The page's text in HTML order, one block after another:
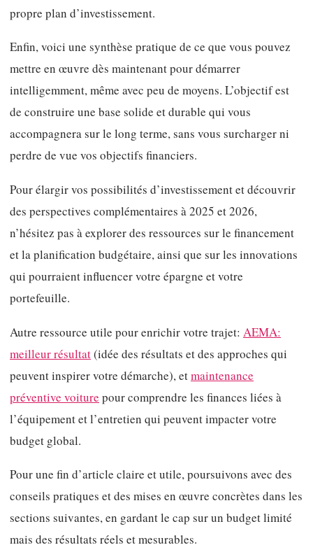
propre plan d’investissement.
Enfin, voici une synthèse pratique de ce que vous pouvez
mettre en œuvre dès maintenant pour démarrer
intelligemment, même avec peu de moyens. L’objectif est
de construire une base solide et durable qui vous
accompagnera sur le long terme, sans vous surcharger ni
perdre de vue vos objectifs financiers.
Pour élargir vos possibilités d’investissement et découvrir
des perspectives complémentaires à 2025 et 2026,
n’hésitez pas à explorer des ressources sur le financement
et la planification budgétaire, ainsi que sur les innovations
qui pourraient influencer votre épargne et votre
portefeuille.
Autre ressource utile pour enrichir votre trajet: AEMA:
meilleur résultat(idée des résultats et des approches qui
peuvent inspirer votre démarche), etmaintenance
préventive voiture pour comprendre les finances liées à
l’équipement et l’entretien qui peuvent impacter votre
budget global.
Pour une fin d’article claire et utile, poursuivons avec des
conseils pratiques et des mises en œuvre concrètes dans les
sections suivantes, en gardant le cap sur un budget limité
mais des résultats réels et mesurables.